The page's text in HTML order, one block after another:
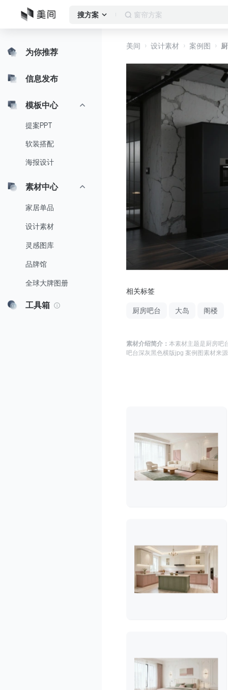
搜方案 窗帘方案
为你推荐
信息发布
模板中心
提案PPT
软装搭配
海报设计
素材中心
家居单品
设计素材
灵感图库
品牌馆
全球大牌图册
工具箱
美间 设计素材 案例图
相关标签
厨房吧台 大岛 阁楼
素材介绍简介： 本素材主题是厨房吧
吧台深灰黑色横版jpg 案例图 素材来